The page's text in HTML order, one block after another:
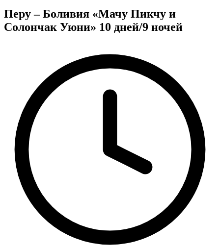
Перу – Боливия «Мачу Пикчу и
Солончак Уюни» 10 дней/9 ночей